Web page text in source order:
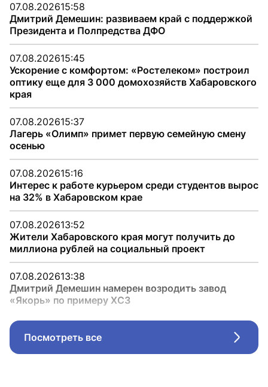
07.08.202615:58
Дмитрий Демешин: развиваем край с поддержкой
Президента и Полпредства ДФО
07.08.202615:45
Ускорение с комфортом: «Ростелеком» построил
оптику еще для 3 000 домохозяйств Хабаровского
края
07.08.202615:37
Лагерь «Олимп» примет первую семейную смену
осенью
07.08.202615:16
Интерес к работе курьером среди студентов вырос
на 32% в Хабаровском крае
07.08.202613:52
Жители Хабаровского края могут получить до
миллиона рублей на социальный проект
07.08.202613:38
Дмитрий Демешин намерен возродить завод
«Якорь» по примеру ХСЗ
Посмотреть все